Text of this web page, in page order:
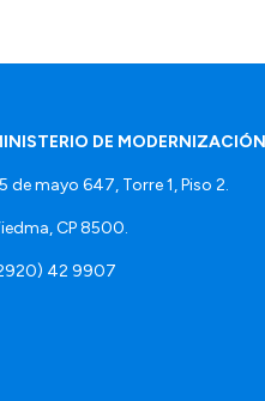
DE MODERNIZACIÓN
de mayo 647, Torre 1, Piso 2.
CP 8500.
42 9907